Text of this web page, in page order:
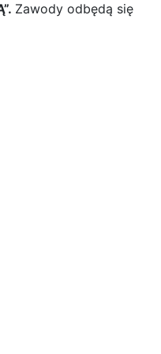
Zawody odbędą się